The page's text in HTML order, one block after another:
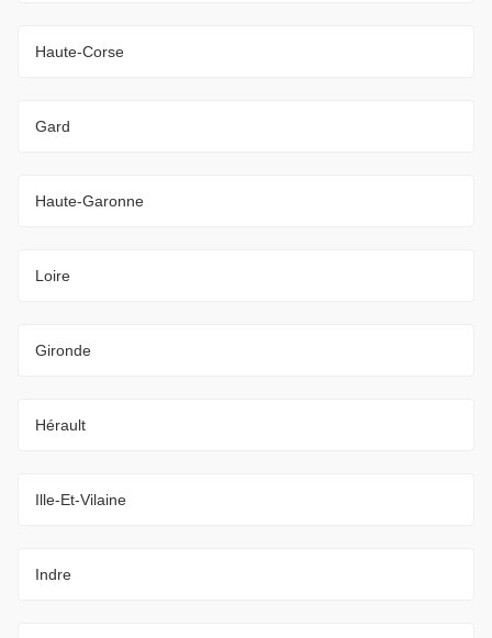
Haute-Corse
Gard
Haute-Garonne
Loire
Gironde
Hérault
Ille-Et-Vilaine
Indre